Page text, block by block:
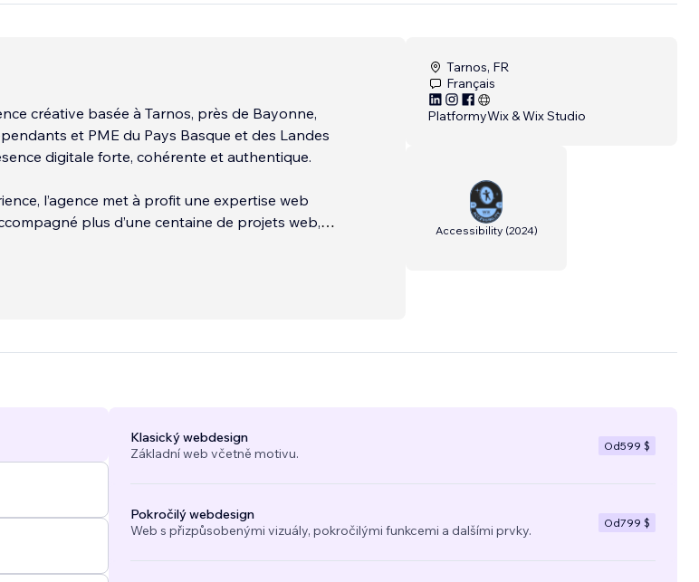
créative basée à Tarnos, près de Bayonne,
et PME du Pays Basque et des Landes
digitale forte, cohérente et authentique.
l’agence met à profit une expertise web
plus d’une centaine de projets web,
...
Tarnos, FR
Français
PlatformyWix & Wix Studio
Accessibility(2024)
Klasický webdesign
Základní web včetně motivu.
Od599 $
Pokročilý webdesign
Web s přizpůsobenými vizuály, pokročilými funkcemi a dalšími prvky.
Od799 $